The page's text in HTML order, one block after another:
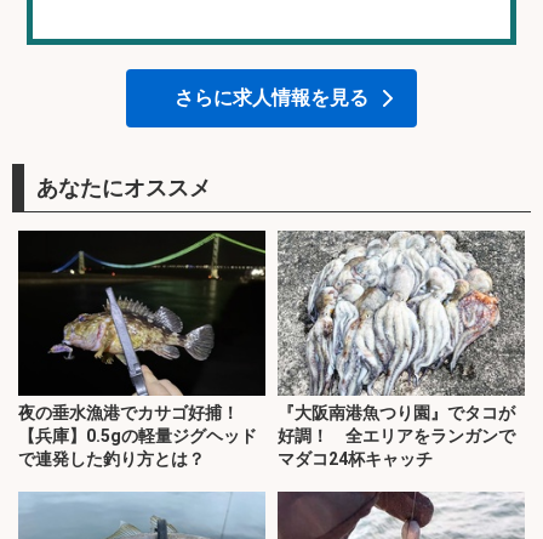
さらに求人情報を見る
あなたにオススメ
夜の垂水漁港でカサゴ好捕！
【兵庫】0.5gの軽量ジグヘッド
で連発した釣り方とは？
『大阪南港魚つり園』でタコが
好調！ 全エリアをランガンで
マダコ24杯キャッチ